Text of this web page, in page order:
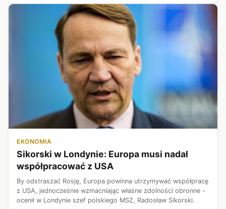
EKONOMIA
Sikorski w Londynie: Europa musi nadal
współpracować z USA
By odstraszać Rosję, Europa powinna utrzymywać współpracę
z USA, jednocześnie wzmacniając własne zdolności obronne -
ocenił w Londynie szef polskiego MSZ, Radosław Sikorski.